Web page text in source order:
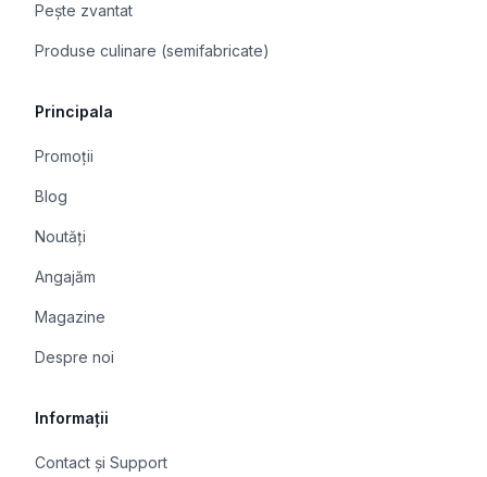
Pește zvantat
Produse culinare (semifabricate)
Principala
Promoții
Blog
Noutăți
Angajăm
Magazine
Despre noi
Informații
Contact și Support